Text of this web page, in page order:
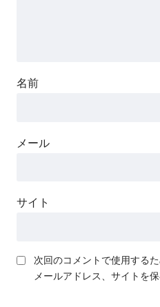
名前
メール
サイト
次回のコメントで使用する
メールアドレス、サイトを保